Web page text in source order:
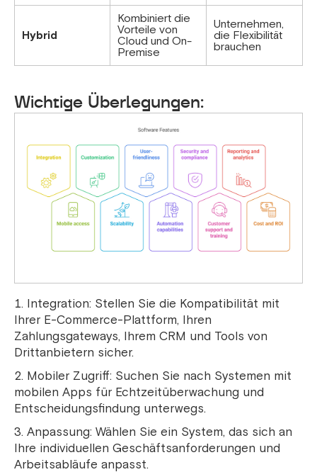
Hybrid
Kombiniert die
Vorteile von
Cloud und On-
Premise
Unternehmen,
die Flexibilität
brauchen
Wichtige Überlegungen:
Integration: Stellen Sie die Kompatibilität mit
Ihrer E-Commerce-Plattform, Ihren
Zahlungsgateways, Ihrem CRM und Tools von
Drittanbietern sicher.
Mobiler Zugriff: Suchen Sie nach Systemen mit
mobilen Apps für Echtzeitüberwachung und
Entscheidungsfindung unterwegs.
Anpassung: Wählen Sie ein System, das sich an
Ihre individuellen Geschäftsanforderungen und
Arbeitsabläufe anpasst.